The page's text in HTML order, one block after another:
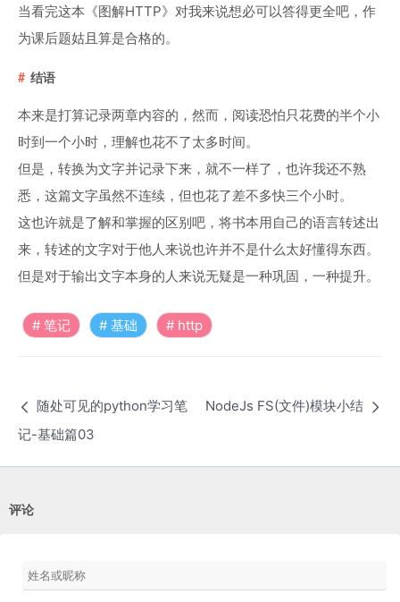
当看完这本《图解HTTP》对我来说想必可以答得更全吧，作
为课后题姑且算是合格的。
结语
本来是打算记录两章内容的，然而，阅读恐怕只花费的半个小
时到一个小时，理解也花不了太多时间。
但是，转换为文字并记录下来，就不一样了，也许我还不熟
悉，这篇文字虽然不连续，但也花了差不多快三个小时。
这也许就是了解和掌握的区别吧，将书本用自己的语言转述出
来，转述的文字对于他人来说也许并不是什么太好懂得东西。
但是对于输出文字本身的人来说无疑是一种巩固，一种提升。
笔记 基础 http
随处可见的python学习笔
记-基础篇03
NodeJs FS(文件)模块小结
评论